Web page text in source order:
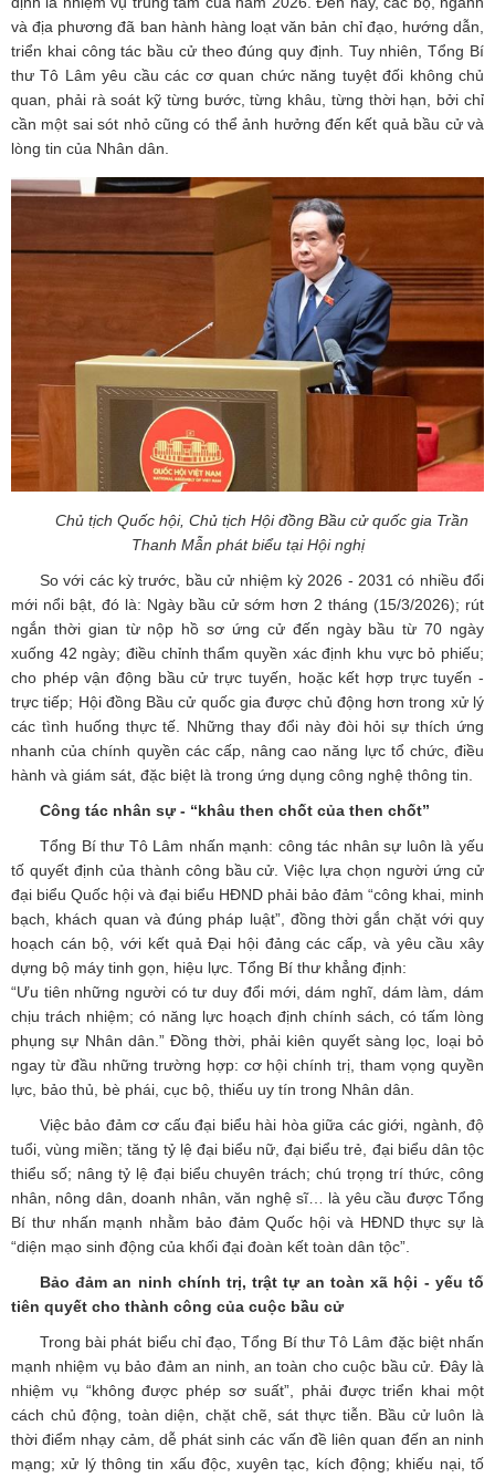
và địa phương đã ban hành hàng loạt văn bản chỉ đạo, hướng dẫn,
triển khai công tác bầu cử theo đúng quy định. Tuy nhiên, Tổng Bí
thư Tô Lâm yêu cầu các cơ quan chức năng tuyệt đối không chủ
quan, phải rà soát kỹ từng bước, từng khâu, từng thời hạn, bởi chỉ
cần một sai sót nhỏ cũng có thể ảnh hưởng đến kết quả bầu cử và
lòng tin của Nhân dân.
Chủ tịch Quốc hội, Chủ tịch Hội đồng Bầu cử quốc gia Trần
Thanh Mẫn phát biểu tại Hội nghị
So với các kỳ trước, bầu cử nhiệm kỳ 2026 - 2031 có nhiều đổi
mới nổi bật, đó là: Ngày bầu cử sớm hơn 2 tháng (15/3/2026); rút
ngắn thời gian từ nộp hồ sơ ứng cử đến ngày bầu từ 70 ngày
xuống 42 ngày; điều chỉnh thẩm quyền xác định khu vực bỏ phiếu;
cho phép vận động bầu cử trực tuyến, hoặc kết hợp trực tuyến -
trực tiếp; Hội đồng Bầu cử quốc gia được chủ động hơn trong xử lý
các tình huống thực tế. Những thay đổi này đòi hỏi sự thích ứng
nhanh của chính quyền các cấp, nâng cao năng lực tổ chức, điều
hành và giám sát, đặc biệt là trong ứng dụng công nghệ thông tin.
Công tác nhân sự - “khâu then chốt của then chốt”
Tổng Bí thư Tô Lâm nhấn mạnh: công tác nhân sự luôn là yếu
tố quyết định của thành công bầu cử. Việc lựa chọn người ứng cử
đại biểu Quốc hội và đại biểu HĐND phải bảo đảm “công khai, minh
bạch, khách quan và đúng pháp luật”, đồng thời gắn chặt với quy
hoạch cán bộ, với kết quả Đại hội đảng các cấp, và yêu cầu xây
dựng bộ máy tinh gọn, hiệu lực. Tổng Bí thư khẳng định:
“Ưu tiên những người có tư duy đổi mới, dám nghĩ, dám làm, dám
chịu trách nhiệm; có năng lực hoạch định chính sách, có tấm lòng
phụng sự Nhân dân.” Đồng thời, phải kiên quyết sàng lọc, loại bỏ
ngay từ đầu những trường hợp: cơ hội chính trị, tham vọng quyền
lực, bảo thủ, bè phái, cục bộ, thiếu uy tín trong Nhân dân.
Việc bảo đảm cơ cấu đại biểu hài hòa giữa các giới, ngành, độ
tuổi, vùng miền; tăng tỷ lệ đại biểu nữ, đại biểu trẻ, đại biểu dân tộc
thiểu số; nâng tỷ lệ đại biểu chuyên trách; chú trọng trí thức, công
nhân, nông dân, doanh nhân, văn nghệ sĩ… là yêu cầu được Tổng
Bí thư nhấn mạnh nhằm bảo đảm Quốc hội và HĐND thực sự là
“diện mạo sinh động của khối đại đoàn kết toàn dân tộc”.
Bảo đảm an ninh chính trị, trật tự an toàn xã hội - yếu tố
tiên quyết cho thành công của cuộc bầu cử
Trong bài phát biểu chỉ đạo, Tổng Bí thư Tô Lâm đặc biệt nhấn
mạnh nhiệm vụ bảo đảm an ninh, an toàn cho cuộc bầu cử. Đây là
nhiệm vụ “không được phép sơ suất”, phải được triển khai một
cách chủ động, toàn diện, chặt chẽ, sát thực tiễn. Bầu cử luôn là
thời điểm nhạy cảm, dễ phát sinh các vấn đề liên quan đến an ninh
mạng; xử lý thông tin xấu độc, xuyên tạc, kích động; khiếu nại, tố